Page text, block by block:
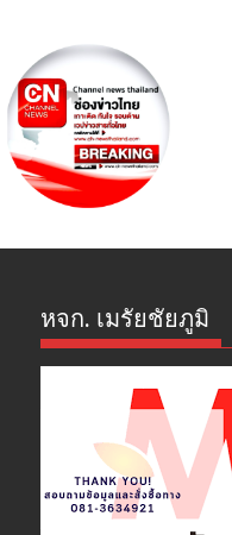
หจก. เมรัยชัยภูมิ